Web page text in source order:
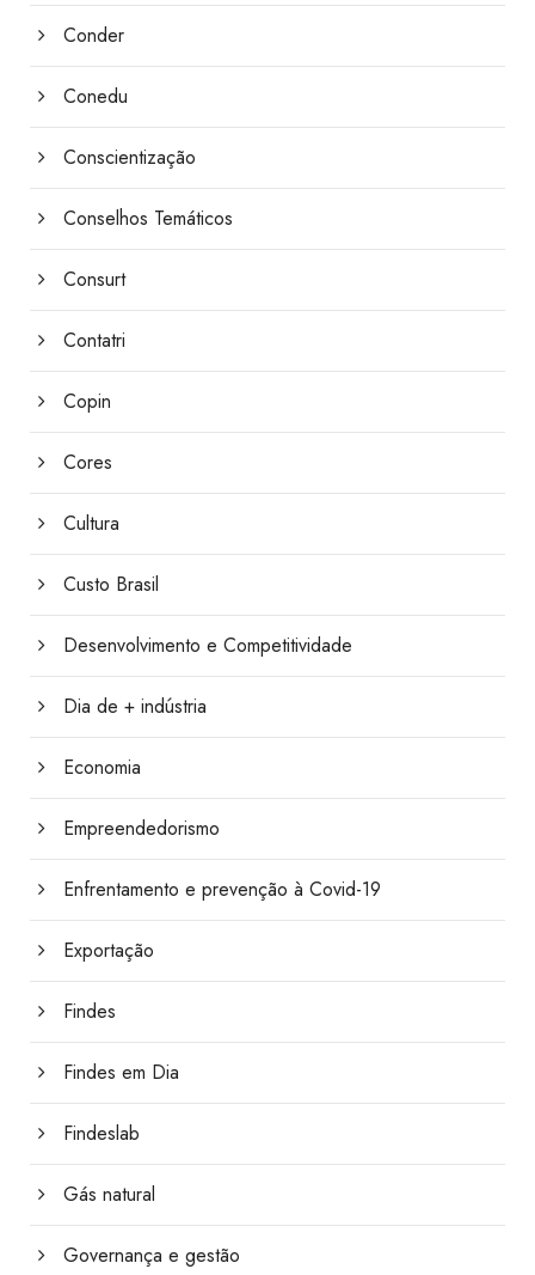
Conder
Conedu
Conscientização
Conselhos Temáticos
Consurt
Contatri
Copin
Cores
Cultura
Custo Brasil
Desenvolvimento e Competitividade
Dia de + indústria
Economia
Empreendedorismo
Enfrentamento e prevenção à Covid-19
Exportação
Findes
Findes em Dia
Findeslab
Gás natural
Governança e gestão